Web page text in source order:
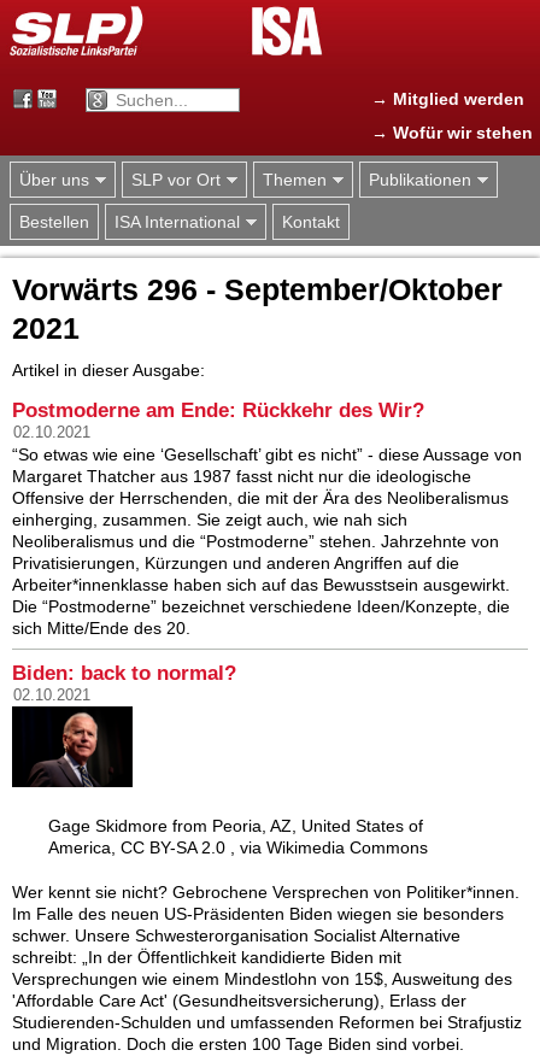
Jump to navigation
→ Mitglied werden
→ Wofür wir stehen
Über uns SLP vor Ort Themen Publikationen
Bestellen ISA International Kontakt
Vorwärts 296 - September/Oktober
2021
Artikel in dieser Ausgabe:
Postmoderne am Ende: Rückkehr des Wir?
02.10.2021
“So etwas wie eine ‘Gesellschaft’ gibt es nicht” - diese Aussage von
Margaret Thatcher aus 1987 fasst nicht nur die ideologische
Offensive der Herrschenden, die mit der Ära des Neoliberalismus
einherging, zusammen. Sie zeigt auch, wie nah sich
Neoliberalismus und die “Postmoderne” stehen. Jahrzehnte von
Privatisierungen, Kürzungen und anderen Angriffen auf die
Arbeiter*innenklasse haben sich auf das Bewusstsein ausgewirkt.
Die “Postmoderne” bezeichnet verschiedene Ideen/Konzepte, die
sich Mitte/Ende des 20.
Biden: back to normal?
02.10.2021
Gage Skidmore from Peoria, AZ, United States of
America, CC BY-SA 2.0 , via Wikimedia Commons
Wer kennt sie nicht? Gebrochene Versprechen von Politiker*innen.
Im Falle des neuen US-Präsidenten Biden wiegen sie besonders
schwer. Unsere Schwesterorganisation Socialist Alternative
schreibt: „In der Öffentlichkeit kandidierte Biden mit
Versprechungen wie einem Mindestlohn von 15$, Ausweitung des
'Affordable Care Act' (Gesundheitsversicherung), Erlass der
Studierenden-Schulden und umfassenden Reformen bei Strafjustiz
und Migration. Doch die ersten 100 Tage Biden sind vorbei.